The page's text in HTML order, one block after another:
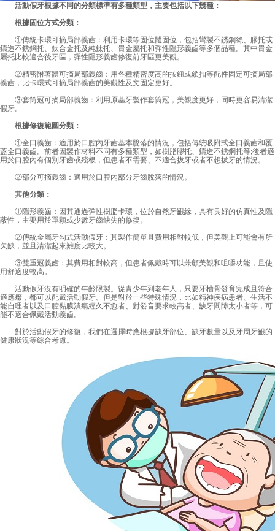
活動假牙根據不同的分類標準有多種類型，主要包括以下幾種：
根據固位方式分類：
①傳統卡環可摘局部義齒：利用卡環等固位體固位，包括彎製不銹鋼絲、膠托或
鑄造不銹鋼托、鈦合金托及純鈦托、貴金屬托和彈性隱形義齒等多個品種。其中貴金
屬托比較適合後牙區，彈性隱形義齒修復前牙區更美觀。
②精密附著體可摘局部義齒：用各種精密度高的按鈕或鎖扣等配件固定可摘局部
義齒，比卡環式可摘局部義齒的美觀性及文固定更好。
③套筒冠可摘局部義齒：利用原基牙製作套筒冠，美觀度更好，同時更容易清潔
假牙。
根據修復範圍分類：
①全口義齒：適用於口腔內牙齒基本脫落的情況，包括傳統吸附式全口義齒和覆
蓋全口義齒。前者因製作材料不同有多種類型，如樹脂膠托、鑄造不銹鋼托等;後者適
用於口腔內有個別牙齒或殘根，但患者不需要、不適合拔牙或者不想拔牙的情況。
②部分可摘義齒：適用於口腔內部分牙齒脫落的情況。
其他分類：
①隱形義齒：因其通過彈性樹脂卡環，位於自然牙齦緣，具有良好的仿真性及隱
蔽性，主要用於單顆或少數牙齒缺失的修復。
②傳統金屬牙勾式活動假牙：其製作簡單且費用相對較低，但美觀上可能會有所
欠缺，並且清潔起來難度比較大。
③雙重冠義齒：其費用相對較高，但患者佩戴時可以兼顧美觀和咀嚼功能，且使
用舒適度較高。
活動假牙沒有明確的年齡限製。從青少年到老年人，只要牙槽骨發育完成且符合
適應癥，都可以配戴活動假牙。但是對於一些特殊情況，比如精神疾病患者、生活不
能自理者以及口腔黏膜潰瘍經久不愈者、對發音要求較高者、缺牙間隙太小者等，可
能不適合佩戴活動義齒。
對於活動假牙的修復，我們在選擇時應根據缺牙部位、缺牙數量以及牙周牙齦的
健康狀況等綜合考慮。